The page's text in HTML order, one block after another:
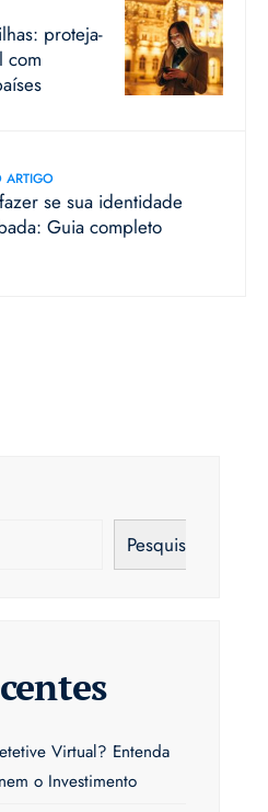
proteja-
com
ARTIGO
se sua identidade
Guia completo
Pesquisar
Virtual? Entenda
o Investimento